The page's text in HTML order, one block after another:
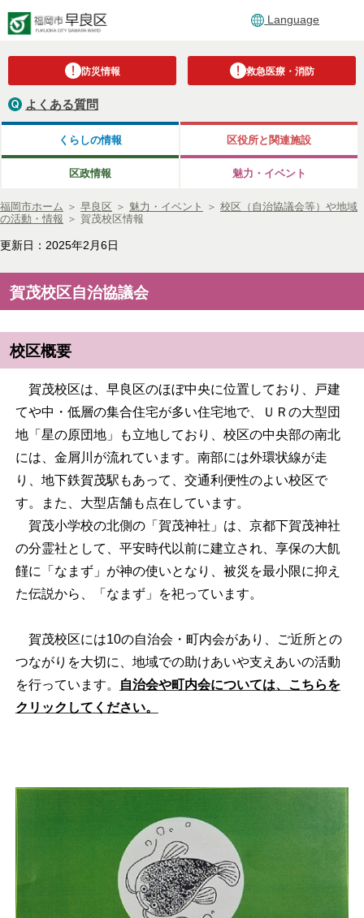
Language
防災情報 救急医療・消防
よくある質問
くらしの情報 区役所と関連施設
区政情報 魅力・イベント
福岡市ホーム ＞ 早良区 ＞ 魅力・イベント ＞ 校区（自治協議会等）や地域
の活動・情報 ＞ 賀茂校区情報
更新日：2025年2月6日
賀茂校区自治協議会
校区概要
賀茂校区は、早良区のほぼ中央に位置しており、戸建
てや中・低層の集合住宅が多い住宅地で、ＵＲの大型団
地「星の原団地」も立地しており、校区の中央部の南北
には、金屑川が流れています。南部には外環状線が走
り、地下鉄賀茂駅もあって、交通利便性のよい校区で
す。また、大型店舗も点在しています。
賀茂小学校の北側の「賀茂神社」は、京都下賀茂神社
の分霊社として、平安時代以前に建立され、享保の大飢
饉に「なまず」が神の使いとなり、被災を最小限に抑え
た伝説から、「なまず」を祀っています。
賀茂校区には10の自治会・町内会があり、ご近所との
つながりを大切に、地域での助けあいや支えあいの活動
を行っています。
自治会や町内会については、こちらを
クリックしてください。